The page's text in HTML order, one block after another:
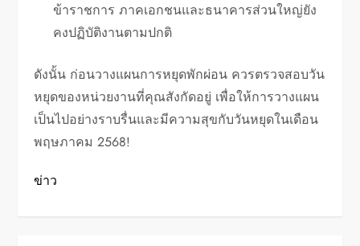
ข้าราชการ ภาคเอกชนและธนาคารส่วนใหญ่ยัง
คงปฏิบัติงานตามปกติ
ดังนั้น ก่อนวางแผนการหยุดพักผ่อน ควรตรวจสอบวัน
หยุดของหน่วยงานที่คุณสังกัดอยู่ เพื่อให้การวางแผน
เป็นไปอย่างราบรื่นและมีความสุขกับวันหยุดในเดือน
พฤษภาคม 2568!
ข่าว